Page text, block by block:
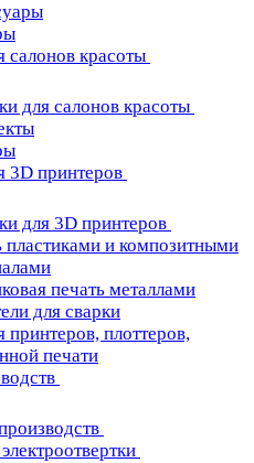
салонов красоты
для салонов красоты
3D принтеров
для 3D принтеров
пластиками и композитными
печать металлами
для сварки
плоттеров,
печати